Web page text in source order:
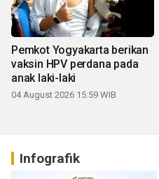
Pemkot Yogyakarta berikan
vaksin HPV perdana pada
anak laki-laki
04 August 2026 15:59 WIB
Infografik